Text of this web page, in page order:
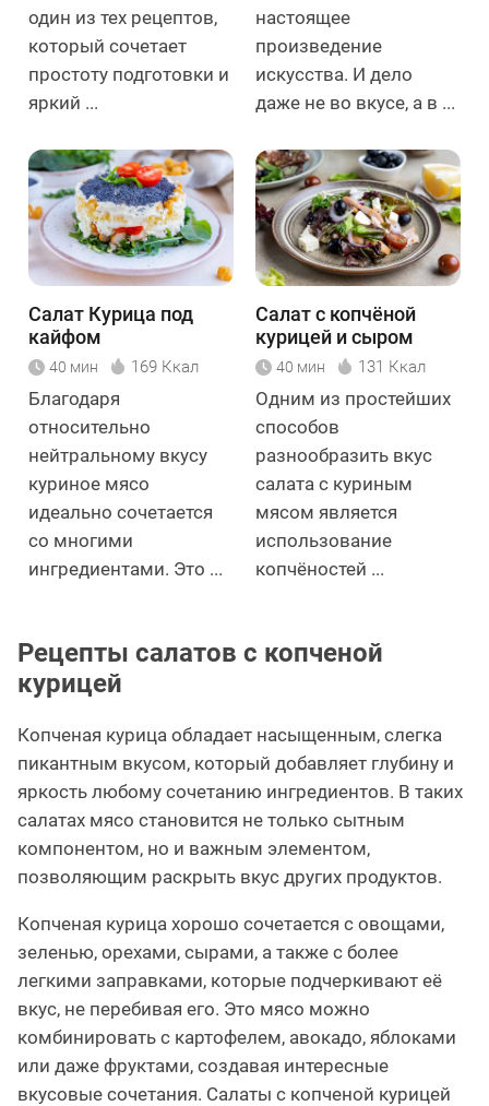
один из тех рецептов,
который сочетает
простоту подготовки и
яркий ...
настоящее
произведение
искусства. И дело
даже не во вкусе, а в ...
Салат Курица под
кайфом
40 мин 169 Ккал
Благодаря
относительно
нейтральному вкусу
куриное мясо
идеально сочетается
со многими
ингредиентами. Это ...
Салат с копчёной
курицей и сыром
40 мин 131 Ккал
Одним из простейших
способов
разнообразить вкус
салата с куриным
мясом является
использование
копчёностей ...
Рецепты салатов с копченой
курицей
Копченая курица обладает насыщенным, слегка
пикантным вкусом, который добавляет глубину и
яркость любому сочетанию ингредиентов. В таких
салатах мясо становится не только сытным
компонентом, но и важным элементом,
позволяющим раскрыть вкус других продуктов.
Копченая курица хорошо сочетается с овощами,
зеленью, орехами, сырами, а также с более
легкими заправками, которые подчеркивают её
вкус, не перебивая его. Это мясо можно
комбинировать с картофелем, авокадо, яблоками
или даже фруктами, создавая интересные
вкусовые сочетания. Салаты с копченой курицей